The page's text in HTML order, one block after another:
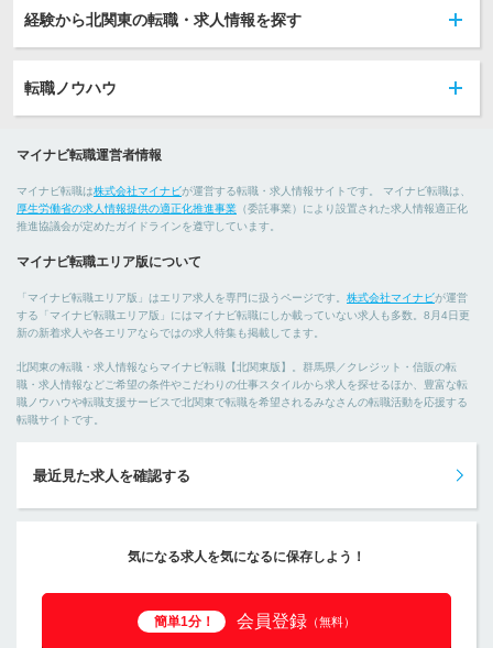
経験から北関東の転職・求人情報を探す
転職ノウハウ
マイナビ転職運営者情報
マイナビ転職は株式会社マイナビが運営する転職・求人情報サイトです。 マイナビ転職は、
厚生労働省の求人情報提供の適正化推進事業 （委託事業）により設置された求人情報適正化
推進協議会が定めたガイドラインを遵守しています。
マイナビ転職エリア版について
「マイナビ転職エリア版」はエリア求人を専門に扱うページです。 株式会社マイナビが運営
する「マイナビ転職エリア版」にはマイナビ転職にしか載っていない求人も多数。8月4日更
新の新着求人や各エリアならではの求人特集も掲載してます。
北関東の転職・求人情報ならマイナビ転職【北関東版】。群馬県／クレジット・信販の転
職・求人情報などご希望の条件やこだわりの仕事スタイルから求人を探せるほか、豊富な転
職ノウハウや転職支援サービスで北関東で転職を希望されるみなさんの転職活動を応援する
転職サイトです。
最近見た求人を確認する
気になる求人を気になるに保存しよう！
簡単1分！ 会員登録 （無料）